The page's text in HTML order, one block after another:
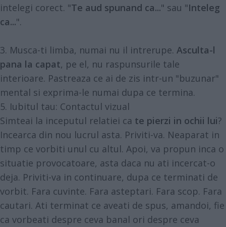
intelegi corect. "Te aud spunand ca..." sau "Inteleg
ca...".
3. Musca-ti limba, numai nu il intrerupe. Asculta-l
pana la capat, pe el, nu raspunsurile tale
interioare. Pastreaza ce ai de zis intr-un "buzunar"
mental si exprima-le numai dupa ce termina.
5. Iubitul tau: Contactul vizual
Simteai la inceputul relatiei ca te pierzi in ochii lui?
Incearca din nou lucrul asta. Priviti-va. Neaparat in
timp ce vorbiti unul cu altul. Apoi, va propun inca o
situatie provocatoare, asta daca nu ati incercat-o
deja. Priviti-va in continuare, dupa ce terminati de
vorbit. Fara cuvinte. Fara asteptari. Fara scop. Fara
cautari. Ati terminat ce aveati de spus, amandoi, fie
ca vorbeati despre ceva banal ori despre ceva